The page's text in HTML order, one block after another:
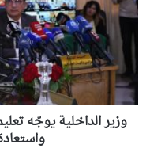
تعليمات
جديدة
لتحسين
نظافة
المحيط
واستعادة
بريق
وزير الداخلية يوجّه